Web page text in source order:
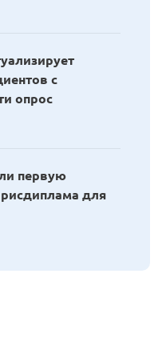
с
опрос
первую
для